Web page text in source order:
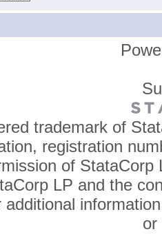
trademark of
registration
of
LP and the
additional
or